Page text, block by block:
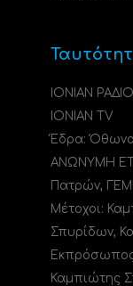
ΙΟΝΙΑΝ
IONIAN TV
Έδρα:
ΑΝΩΝΥΜΗ
Πατρών,
Μέτοχοι:
Σπυρίδων,
Καμπιώτης